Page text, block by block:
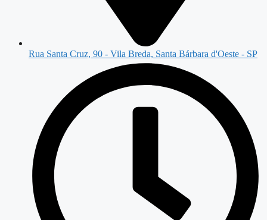
Rua Santa Cruz, 90 - Vila Breda, Santa Bárbara d'Oeste - SP